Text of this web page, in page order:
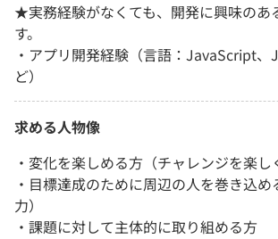
★実務経験がなくても、開発に興味のあ
す。
・アプリ開発経験（言語：JavaScript
ど）
求める人物像
・変化を楽しめる方（チャレンジを楽し
・目標達成のために周辺の人を巻き込
力）
・課題に対して主体的に取り組める方